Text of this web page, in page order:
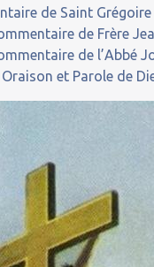
de Saint
de Frère
de l’Abbé
et Parole de